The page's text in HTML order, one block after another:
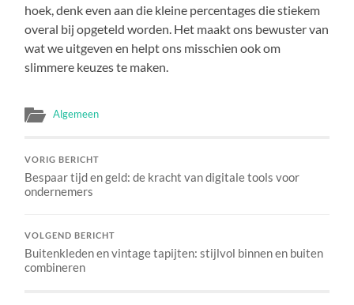
hoek, denk even aan die kleine percentages die stiekem
overal bij opgeteld worden. Het maakt ons bewuster van
wat we uitgeven en helpt ons misschien ook om
slimmere keuzes te maken.
Algemeen
VORIG BERICHT
Bespaar tijd en geld: de kracht van digitale tools voor
ondernemers
VOLGEND BERICHT
Buitenkleden en vintage tapijten: stijlvol binnen en buiten
combineren